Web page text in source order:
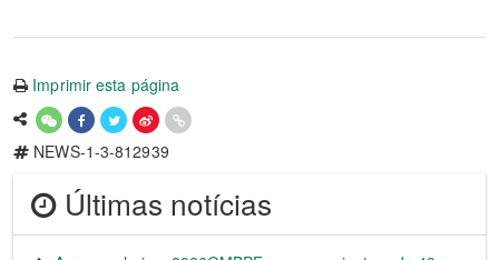
Imprimir esta página
NEWS-1-3-812939
Últimas notícias